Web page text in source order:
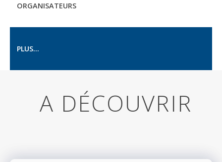
ORGANISATEURS
PLUS...
A DÉCOUVRIR